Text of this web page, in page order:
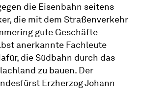
die Eisenbahn seitens
die mit dem Straßenverkehr
gute Geschäfte
anerkannte Fachleute
die Südbahn durch das
zu bauen. Der
Erzherzog Johann